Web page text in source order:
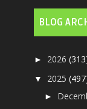
BLOG
► 2026
▼ 2025
►